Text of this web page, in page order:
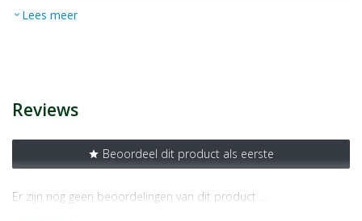
EAN
expand_more Lees meer
Reviews
star Beoordeel dit product als eerste
Er zijn nog geen beoordelingen van dit product …